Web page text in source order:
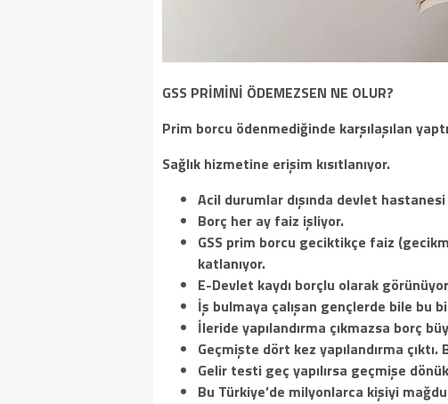
GSS PRİMİNİ ÖDEMEZSEN NE OLUR?
Prim borcu ödenmediğinde karşılaşılan
Sağlık hizmetine erişim kısıtlanıyor.
Acil durumlar dışında devlet
Borç her ay faiz işliyor.
GSS prim borcu geciktikçe faiz
katlanıyor.
E-Devlet kaydı borçlu olarak
İş bulmaya çalışan gençlerde bile bu
İleride yapılandırma çıkmazsa borç
Geçmişte dört kez yapılandırma
Gelir testi geç yapılırsa geçmişe
Bu Türkiye’de milyonlarca kişiyi